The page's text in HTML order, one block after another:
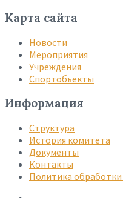
Карта сайта
Новости
Мероприятия
Учреждения
Спортобъекты
Информация
Структура
История комитета
Документы
Контакты
Политика